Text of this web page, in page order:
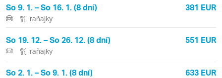
So 9. 1. – So 16. 1. (8 dní) 381 EUR
raňajky
So 19. 12. – So 26. 12. (8 dní) 551 EUR
raňajky
So 2. 1. – So 9. 1. (8 dní) 633 EUR